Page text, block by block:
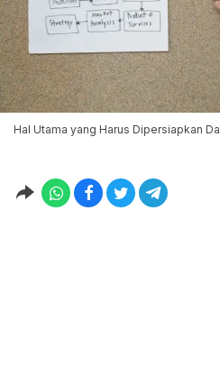
Hal Utama yang Harus Dipersiapkan